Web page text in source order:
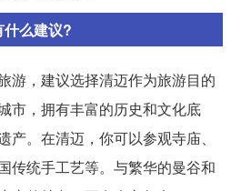
么建议?
游，建议选择清迈作为旅游目的
市，拥有丰富的历史和文化底
产。在清迈，你可以参观寺庙、
传统手工艺等。与繁华的曼谷和